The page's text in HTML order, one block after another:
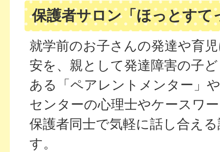
保護者サロン「ほっとすて
就学前のお子さんの発達や育
安を、親として発達障害の子
ある「ペアレントメンター」
センターの心理士やケースワ
保護者同士で気軽に話し合え
す。